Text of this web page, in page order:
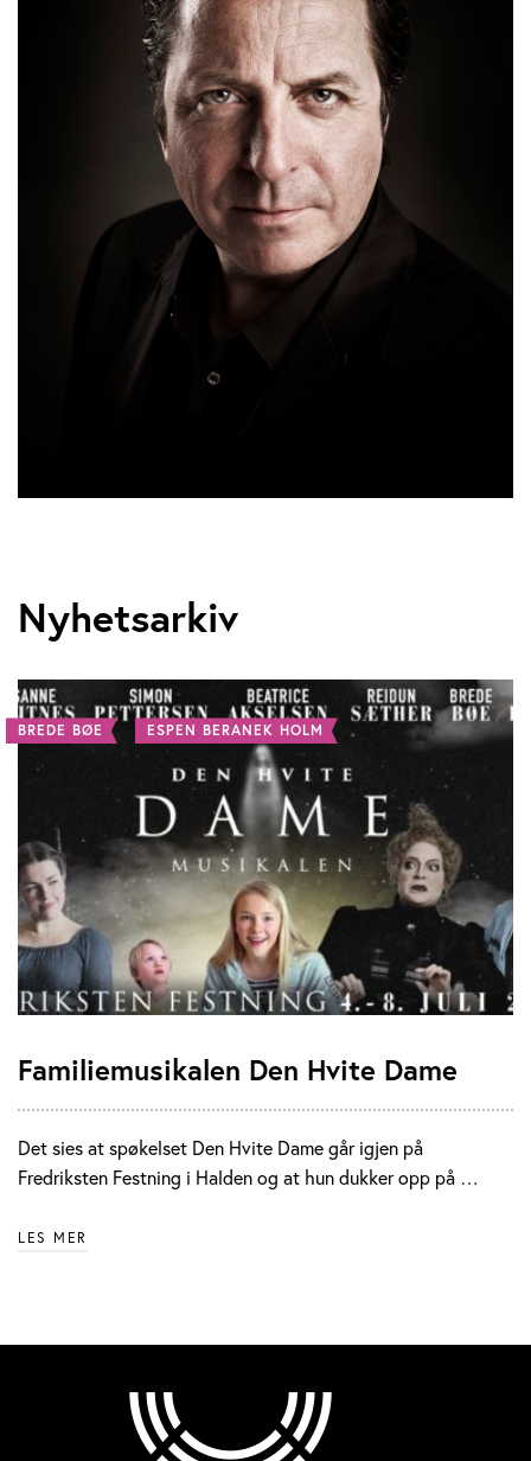
Nyhetsarkiv
BREDE BØE ESPEN BERANEK HOLM
Familiemusikalen Den Hvite Dame
Det sies at spøkelset Den Hvite Dame går igjen på
Fredriksten Festning i Halden og at hun dukker opp på …
LES MER